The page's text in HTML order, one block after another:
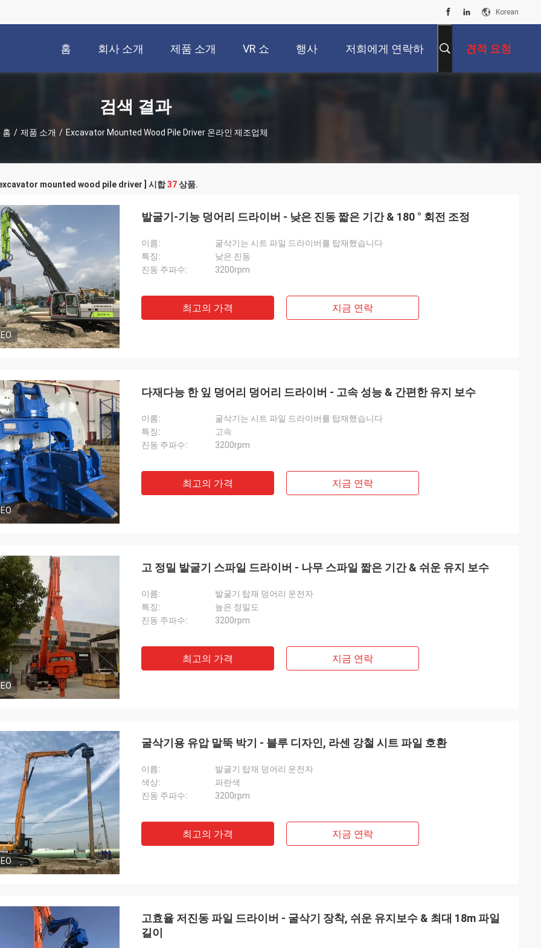
Korean
홈 회사 소개 제품 소개 VR 쇼 행사 저희에게 연락하 견적 요청
검색 결과
홈 / 제품 소개 / Excavator Mounted Wood Pile Driver 온라인 제조업체
mounted wood pile driver ] 시합37상품.
발굴기-기능 덩어리 드라이버 - 낮은 진동 짧은 기간 & 180 ° 회전 조정
이름:
굴삭기는 시트 파일 드라이버를 탑재했습니다
특징:
낮은 진동
진동 주파수:
3200rpm
최고의 가격 지금 연락
다재다능 한 잎 덩어리 덩어리 드라이버 - 고속 성능 & 간편한 유지 보수
이름:
굴삭기는 시트 파일 드라이버를 탑재했습니다
특징:
고속
진동 주파수:
3200rpm
최고의 가격 지금 연락
고 정밀 발굴기 스파일 드라이버 - 나무 스파일 짧은 기간 & 쉬운 유지 보수
이름:
발굴기 탑재 덩어리 운전자
특징:
높은 정밀도
진동 주파수:
3200rpm
최고의 가격 지금 연락
굴삭기용 유압 말뚝 박기 - 블루 디자인, 라센 강철 시트 파일 호환
이름:
발굴기 탑재 덩어리 운전자
색상:
파란색
진동 주파수:
3200rpm
최고의 가격 지금 연락
고효율 저진동 파일 드라이버 - 굴삭기 장착, 쉬운 유지보수 & 최대 18m 파일
길이